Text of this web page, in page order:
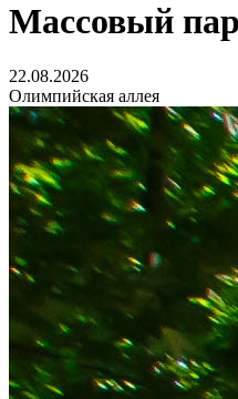
Массовый
22.08.2026
Олимпийская аллея